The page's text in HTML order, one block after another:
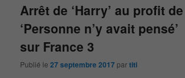
Arrêt de ‘Harry’ au profit de
‘Personne n’y avait pensé’
sur France 3
Publié le27 septembre 2017 partiti